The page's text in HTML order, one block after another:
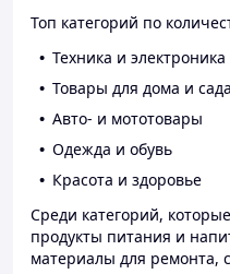
Топ категорий по
Техника и электроника
Товары для дома и сада
Авто- и мототовары
Одежда и обувь
Красота и здоровье
Среди категорий,
продукты питания и
материалы для ремонта,